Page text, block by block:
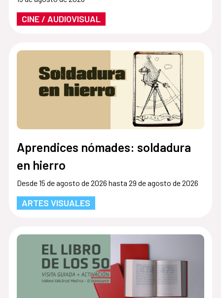
CINE / AUDIOVISUAL
Aprendices nómades: soldadura
en hierro
Desde 15 de agosto de 2026 hasta 29 de agosto de 2026
ARTES VISUALES